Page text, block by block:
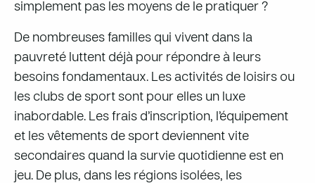
simplement pas les moyens de le pratiquer ?
De nombreuses familles qui vivent dans la
pauvreté luttent déjà pour répondre à leurs
besoins fondamentaux. Les activités de loisirs ou
les clubs de sport sont pour elles un luxe
inabordable. Les frais d’inscription, l’équipement
et les vêtements de sport deviennent vite
secondaires quand la survie quotidienne est en
jeu. De plus, dans les régions isolées, les